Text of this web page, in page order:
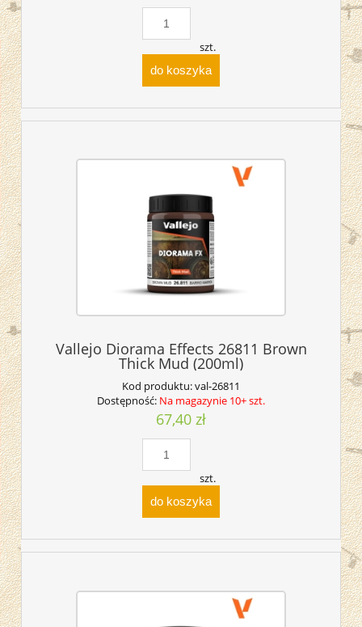
szt.
do koszyka
Vallejo Diorama Effects 26811 Brown
Thick Mud (200ml)
Kod produktu:val-26811
Dostępność: Na magazynie 10+ szt.
67,40 zł
szt.
do koszyka